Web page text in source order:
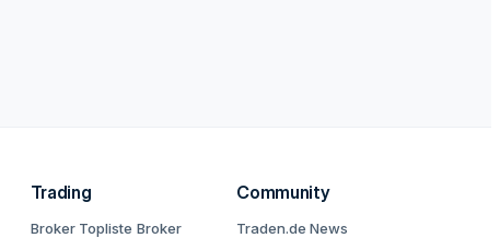
Trading
Broker Topliste Broker
Community
Traden.de News